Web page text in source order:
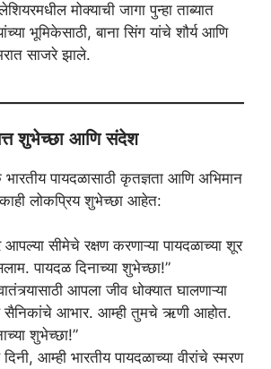
मोक्याची जागा पुन्हा ताब्यात
भूमिकेसाठी, बाना सिंग यांचे शौर्य आणि
साजरे झाले.
शुभेच्छा आणि संदेश
पायदळासाठी कृतज्ञता आणि अभिमान
लोकप्रिय शुभेच्छा आहेत:
आपल्या सीमेचे रक्षण करणाऱ्या पायदळाच्या शूर
पायदळ दिनाच्या शुभेच्छा!”
आपला जीव धोक्यात घालणाऱ्या
सैनिकांचे आभार. आम्ही तुमचे ऋणी आहोत.
शुभेच्छा!”
आम्ही भारतीय पायदळाच्या वीरांचे स्मरण